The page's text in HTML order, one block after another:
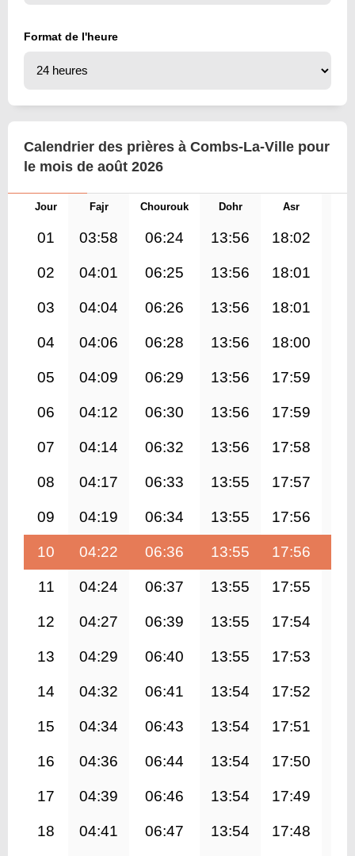
Format de l'heure
Calendrier des prières à Combs-La-Ville pour
le mois de août 2026
Jour Fajr Chourouk Dohr Asr
01 03:58 06:24 13:56 18:02
02 04:01 06:25 13:56 18:01
03 04:04 06:26 13:56 18:01
04 04:06 06:28 13:56 18:00
05 04:09 06:29 13:56 17:59
06 04:12 06:30 13:56 17:59
07 04:14 06:32 13:56 17:58
08 04:17 06:33 13:55 17:57
09 04:19 06:34 13:55 17:56
10 04:22 06:36 13:55 17:56
11 04:24 06:37 13:55 17:55
12 04:27 06:39 13:55 17:54
13 04:29 06:40 13:55 17:53
14 04:32 06:41 13:54 17:52
15 04:34 06:43 13:54 17:51
16 04:36 06:44 13:54 17:50
17 04:39 06:46 13:54 17:49
18 04:41 06:47 13:54 17:48